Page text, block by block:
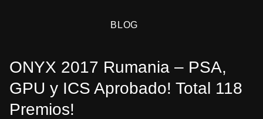
BLOG
ONYX 2017 Rumania – PSA,
GPU y ICS Aprobado! Total 118
Premios!